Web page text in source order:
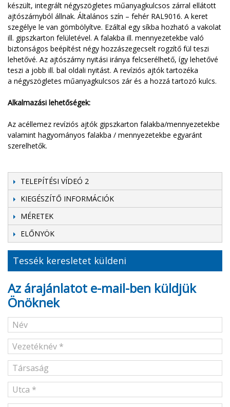
készült, integrált négyszögletes műanyagkulcsos zárral ellátott
ajtószárnyból állnak. Általános szín – fehér RAL9016. A keret
szegélye le van gömbölyítve. Ezáltal egy síkba hozható a vakolat
ill. gipszkarton felületével. A falakba ill. mennyezetekbe való
biztonságos beépítést négy hozzászegecselt rogzítő fül teszi
lehetővé. Az ajtószárny nyitási iránya felcserélhető, így lehetővé
teszi a jobb ill. bal oldali nyitást. A revíziós ajtók tartozéka
a négyszögletes műanyagkulcsos zár és a hozzá tartozó kulcs.
Alkalmazási lehetőségek:
Az acéllemez revíziós ajtók gipszkarton falakba/mennyezetekbe
valamint hagyományos falakba / mennyezetekbe egyaránt
szerelhetők.
TELEPÍTÉSI VÍDEÓ 2
KIEGÉSZÍTŐ INFORMÁCIÓK
MÉRETEK
ELŐNYÖK
Tessék keresletet küldeni
Az árajánlatot e-mail-ben küldjük
Önöknek